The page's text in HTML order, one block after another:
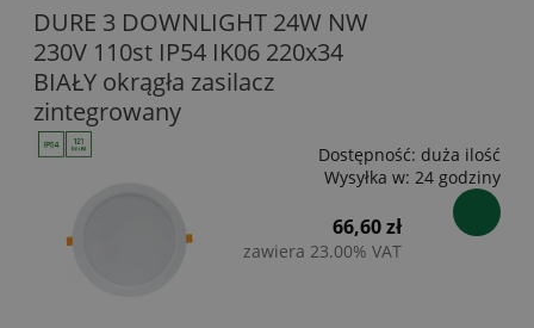
DURE 3 DOWNLIGHT 24W NW
230V 110st IP54 IK06 220x34
BIAŁY okrągła zasilacz
zintegrowany
Dostępność: duża ilość
Wysyłka w: 24 godziny
66,60 zł
zawiera 23.00% VAT